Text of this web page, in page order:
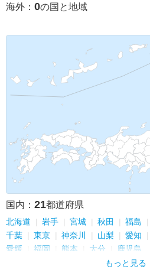
海外： 0の国と地域
国内： 21都道府県
北海道 岩手 宮城 秋田 福島
千葉
東京 神奈川 山梨 愛知
愛媛
福岡 熊本 大分
鹿児島
もっと見る